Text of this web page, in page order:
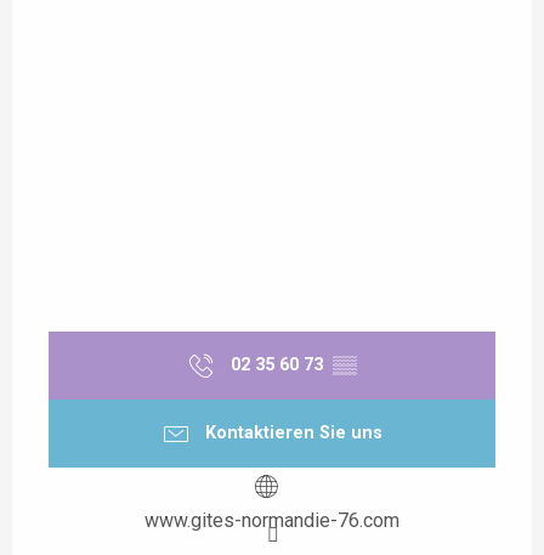
02 35 60 73 ▒▒
Kontaktieren Sie uns
www.gites-normandie-76.com